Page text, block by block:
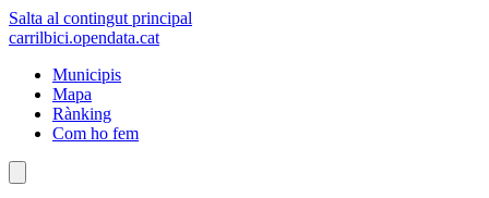
Salta al contingut principal
carrilbici.opendata.cat
Municipis
Mapa
Rànking
Com ho fem